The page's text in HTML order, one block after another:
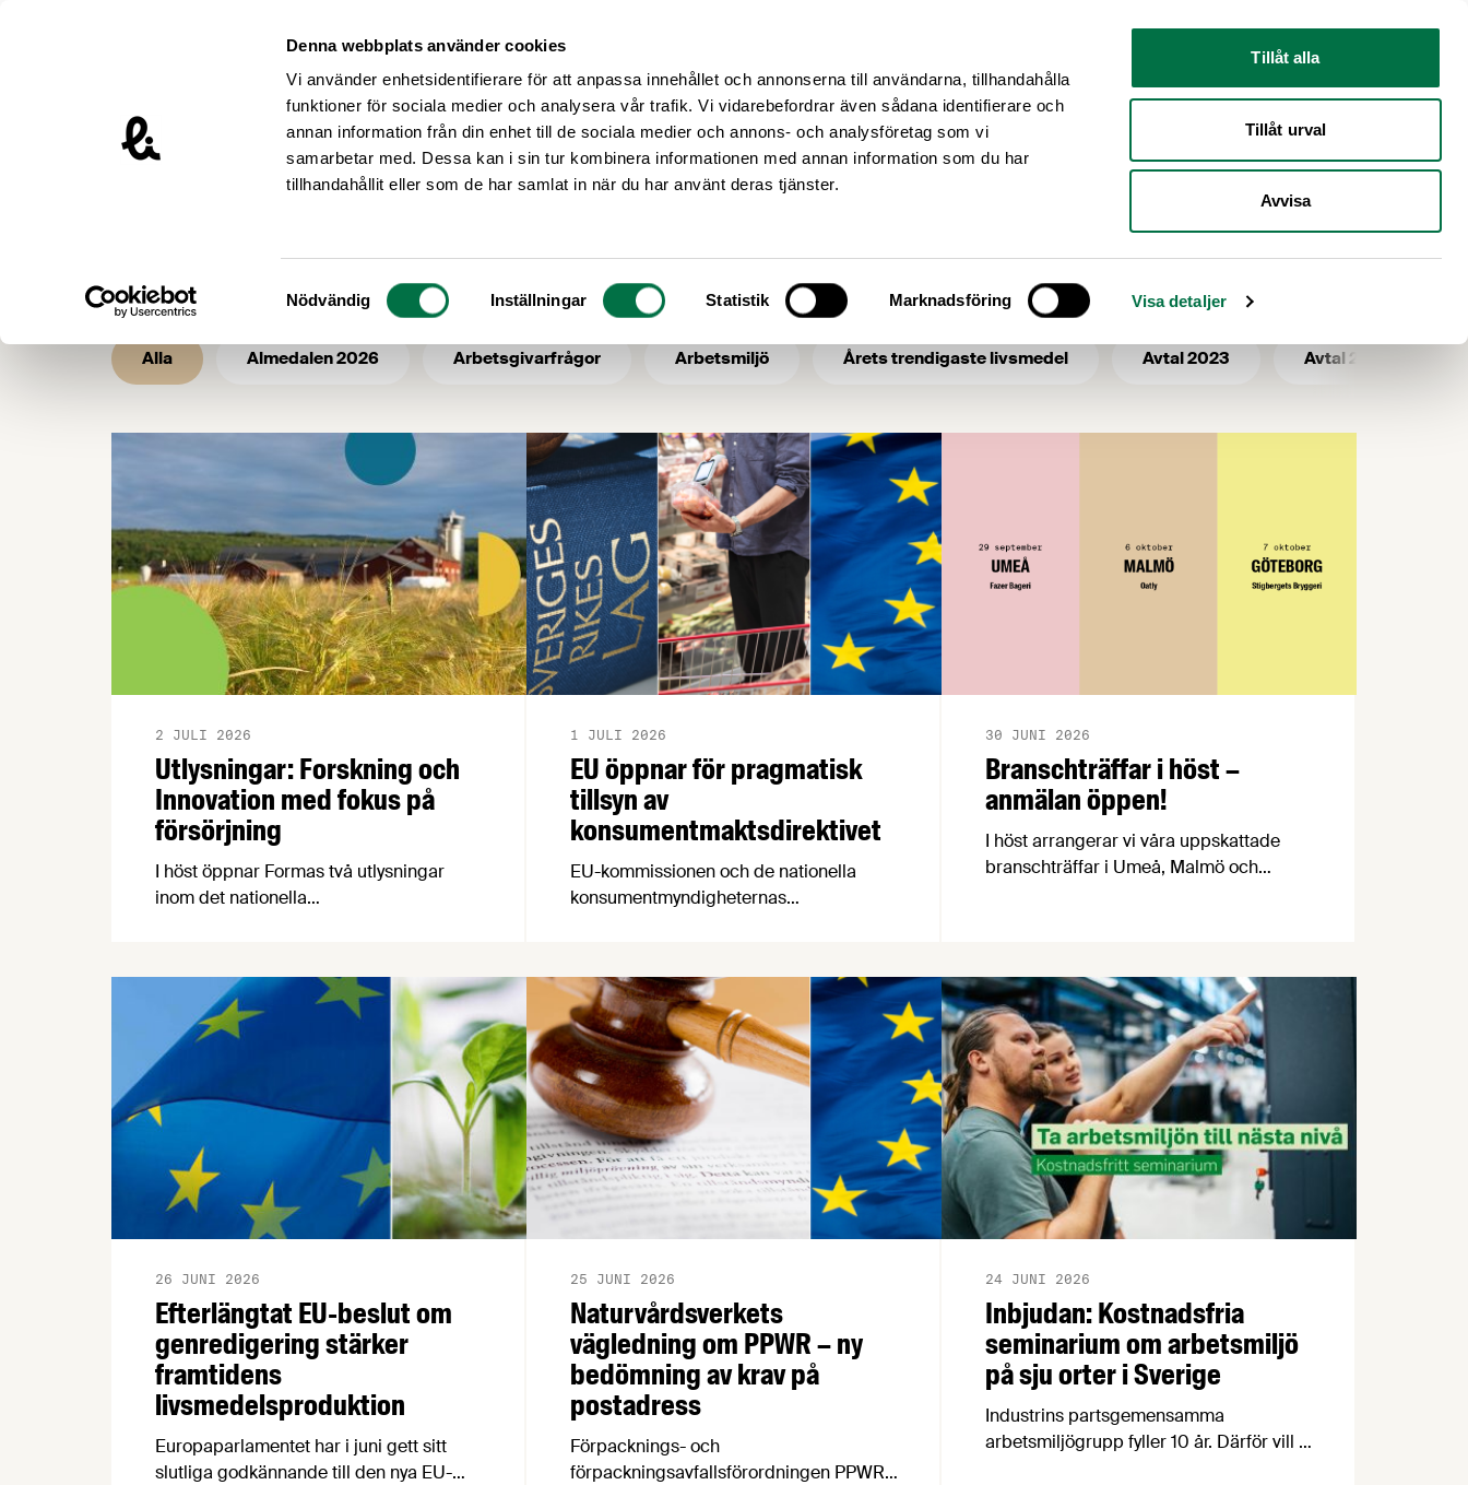
Denna webbplats använder cookies
Vi använder enhetsidentifierare för att anpassa innehållet och annonserna till användarna, tillhandahålla
funktioner för sociala medier och analysera vår trafik. Vi vidarebefordrar även sådana identifierare och
annan information från din enhet till de sociala medier och annons- och analysföretag som vi
samarbetar med. Dessa kan i sin tur kombinera informationen med annan information som du har
tillhandahållit eller som de har samlat in när du har använt deras tjänster.
Samtyckesval
Nödvändig Inställningar Statistik Marknadsföring Visa detaljer
Tillåt alla
Tillåt urval
Avvisa
Livsmedelsföretagen – till startsidan
Nyhetsarkiv
Alla Almedalen 2026 Arbetsgivarfrågor Arbetsmiljö Årets trendigaste livsmedel Avtal 2023 Avtal 2025
Utlysningar: Forskning och
Innovation med fokus på
försörjning
2 JULI 2026
I höst öppnar Formas två utlysningar
inom det nationella
robusta försörjningsvägar" samt
"hållbara insatsvaror för en
motståndskraftig livsmedelsförsörjning",
och båda syftar till att bana väg för
innovationer som stärker Sveriges
livsmedelsförsörjning.
EU öppnar för pragmatisk
tillsyn av
konsumentmaktsdirektivet
1 JULI 2026
EU-kommissionen och de nationella
konsumentmyndigheternas
om införandet av det nya
konsumentmaktsdirektivet.
Livsmedelsföretagen välkomnar att det
på EU-nivå nu formellt erkänns att
införandet av direktivet skapar
betydande praktiska problem för företag.
Branschträffar i höst –
anmälan öppen!
30 JUNI 2026
I höst arrangerar vi våra uppskattade
branschträffar i Umeå, Malmö och
träffa branschkollegor och utbyta
erfarenheter.
Efterlängtat EU-beslut om
genredigering stärker
framtidens
livsmedelsproduktion
26 JUNI 2026
Europaparlamentet har i juni gett sitt
slutliga godkännande till den nya EU-
Naturvårdsverkets
vägledning om PPWR – ny
bedömning av krav på
postadress
25 JUNI 2026
Förpacknings- och
förpackningsavfallsförordningen PPWR
Inbjudan: Kostnadsfria
seminarium om arbetsmiljö
på sju orter i Sverige
24 JUNI 2026
Industrins partsgemensamma
arbetsmiljögrupp fyller 10 år. Därför vill vi